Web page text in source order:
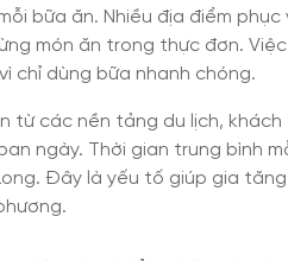
bữa ăn. Nhiều địa điểm
món ăn trong thực đơn.
chỉ dùng bữa nhanh chóng.
từ các nền tảng du lịch,
ngày. Thời gian trung bình
Đây là yếu tố giúp gia